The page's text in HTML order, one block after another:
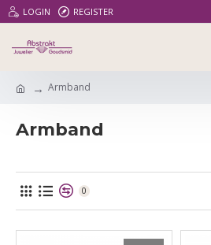
LOGIN REGISTER
Armband
Armband
0